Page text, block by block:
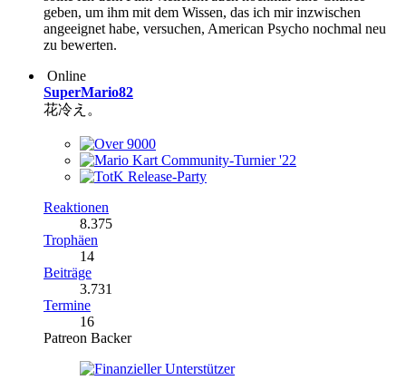
geben, um ihm mit dem Wissen, das ich mir inzwischen
angeeignet habe, versuchen, American Psycho nochmal neu
zu bewerten.
Online
SuperMario82
花冷え。
Reaktionen
8.375
Trophäen
14
Beiträge
3.731
Termine
16
Patreon Backer